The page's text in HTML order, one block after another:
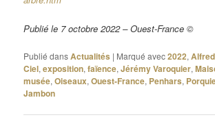
Publié le 7 octobre 2022 – Ouest-France ©
Publié dansActualités | Marqué avec2022,
Ciel,exposition,faïence,Jérémy Varoquier,
musée,Oiseaux,Ouest-France, Penhars,
Jambon